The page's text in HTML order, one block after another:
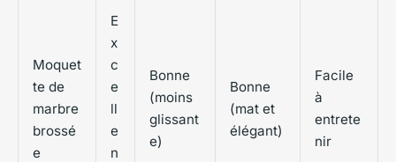
Moquet
te de
marbre
brossé
e
E
x
c
e
ll
e
n
Bonne
(moins
glissant
e)
Bonne
(mat et
élégant)
Facile
à
entrete
nir